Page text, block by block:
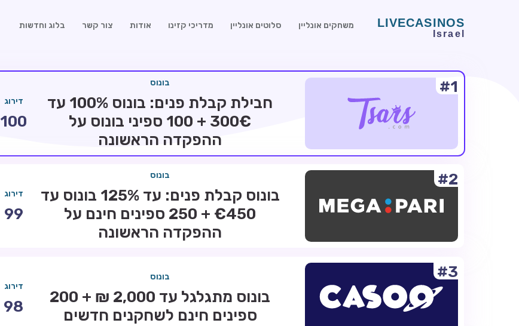
משחקים אונליין סלוטים אונליין מדריכי קזינו אודות צור קשר בלוג וחדשות
#1 בונוס
חבילת קבלת פנים: בונוס 100% עד
300€ + 100 ספיני בונוס על
ההפקדה הראשונה
דירוג
100
#2 בונוס
בונוס קבלת פנים: עד 125% בונוס עד
€450 + 250 ספינים חינם על
ההפקדה הראשונה
דירוג
99
#3 בונוס
בונוס מתגלגל עד 2,000 ₪ + 200
ספינים חינם לשחקנים חדשים
דירוג
98